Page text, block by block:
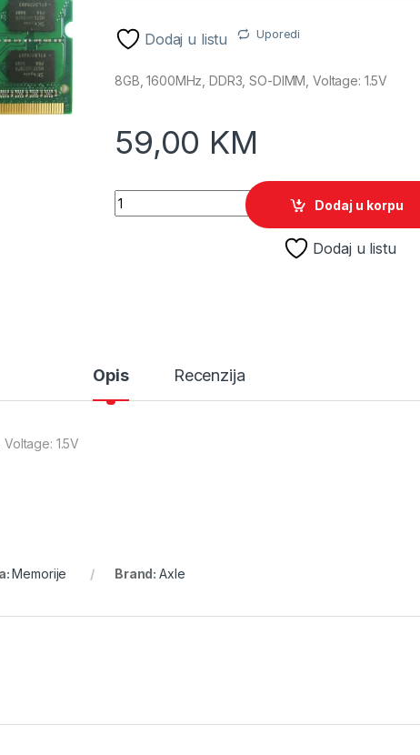
Dodaj u listu Uporedi
8GB, 1600MHz, DDR3, SO-DIMM, Voltage: 1.5V
59,00 KM
Axle DDR3 SO-DIMM 8GB 1600MHz Bulk quantity
Dodaj u korpu
Dodaj u listu
Opis Recenzija
1.5V
Memorije Brand:Axle